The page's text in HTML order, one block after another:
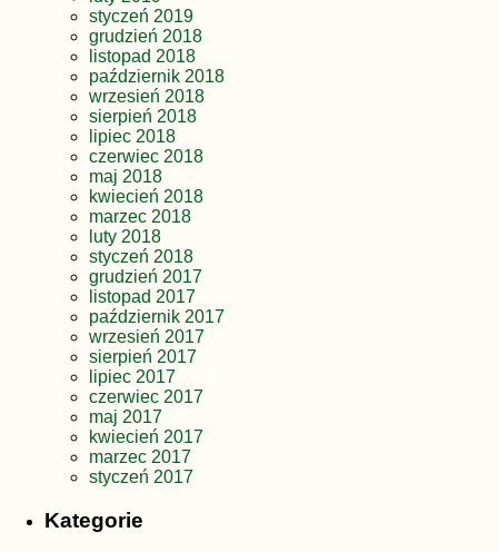
styczeń 2019
grudzień 2018
listopad 2018
październik 2018
wrzesień 2018
sierpień 2018
lipiec 2018
czerwiec 2018
maj 2018
kwiecień 2018
marzec 2018
luty 2018
styczeń 2018
grudzień 2017
listopad 2017
październik 2017
wrzesień 2017
sierpień 2017
lipiec 2017
czerwiec 2017
maj 2017
kwiecień 2017
marzec 2017
styczeń 2017
Kategorie